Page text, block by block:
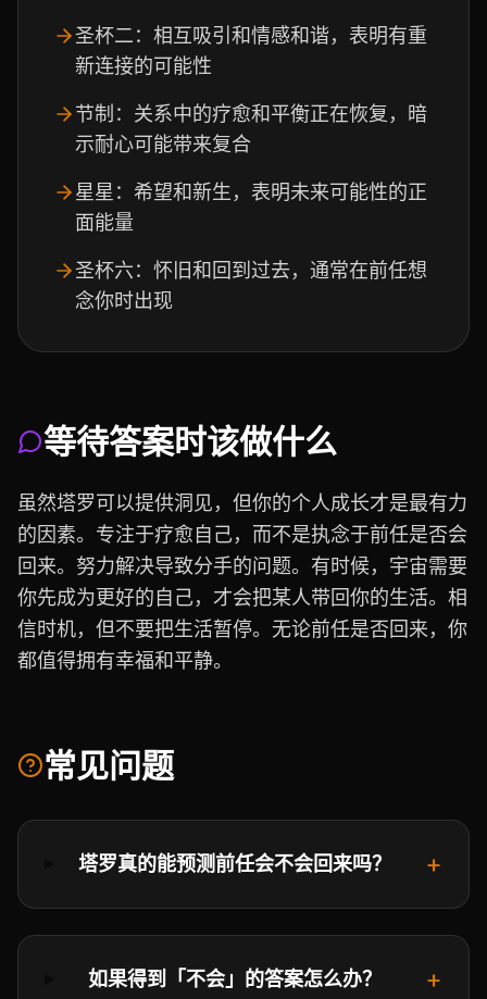
圣杯二：相互吸引和情感和谐，表明有重
新连接的可能性
节制：关系中的疗愈和平衡正在恢复，暗
示耐心可能带来复合
星星：希望和新生，表明未来可能性的正
面能量
圣杯六：怀旧和回到过去，通常在前任想
念你时出现
等待答案时该做什么
虽然塔罗可以提供洞见，但你的个人成长才是最有力
的因素。专注于疗愈自己，而不是执念于前任是否会
回来。努力解决导致分手的问题。有时候，宇宙需要
你先成为更好的自己，才会把某人带回你的生活。相
信时机，但不要把生活暂停。无论前任是否回来，你
都值得拥有幸福和平静。
常见问题
塔罗真的能预测前任会不会回来吗？ +
如果得到「不会」的答案怎么办？ +